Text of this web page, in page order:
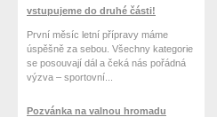
vstupujeme do druhé části!
První měsíc letní přípravy máme
úspěšně za sebou. Všechny kategorie
se posouvají dál a čeká nás pořádná
výzva – sportovní...
Pozvánka na valnou hromadu